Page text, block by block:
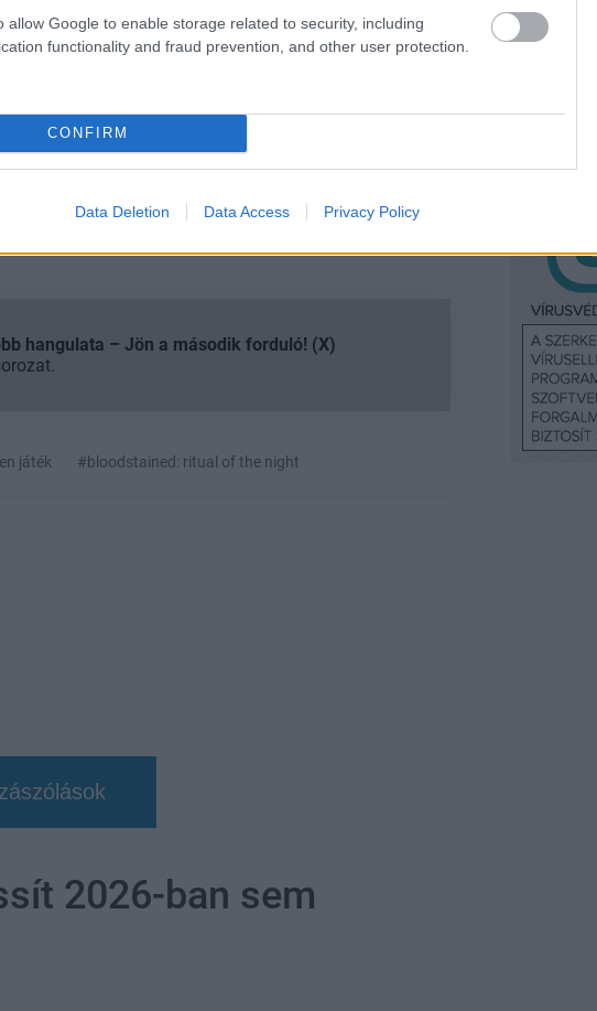
allow Google to enable storage related to security, including
functionality and fraud prevention, and other user protection.
CONFIRM
Data Deletion Data Access Privacy Policy
jön szembe GSO-n vagy a social médiában.
a legjobbakat,iratkozz fel hírlevelünkre!
és azt elfogadom.
hangulata – Jön a második forduló! (X)
játék #bloodstained: ritual of the night
2026-ban sem